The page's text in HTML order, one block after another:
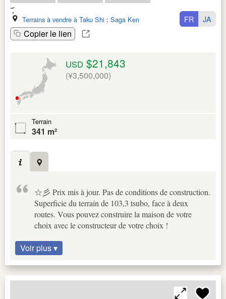
Terrains à vendre à Taku Shi : Saga Ken
Copier le lien
FR JA
USD $21,843
(¥3,500,000)
Terrain
341 m²
☆彡 Prix mis à jour. Pas de conditions de construction.
Superficie du terrain de 103,3 tsubo, face à deux
routes. Vous pouvez construire la maison de votre
choix avec le constructeur de votre choix !
Voir plus ▾